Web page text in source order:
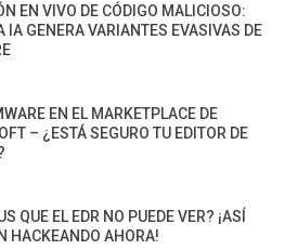
EN VIVO DE CÓDIGO MALICIOSO:
IA GENERA VARIANTES EVASIVAS DE
EN EL MARKETPLACE DE
– ¿ESTÁ SEGURO TU EDITOR DE
QUE EL EDR NO PUEDE VER? ¡ASÍ
HACKEANDO AHORA!